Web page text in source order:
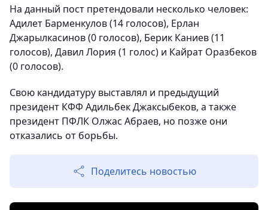
На данный пост претендовали несколько человек:
Адилет Барменкулов (14 голосов), Ерлан
Джарылкасинов (0 голосов), Берик Каниев (11
голосов), Давил Лория (1 голос) и Кайрат Оразбеков
(0 голосов).
Свою кандидатуру выставлял и предыдущий
президент КФФ Адильбек Джаксыбеков, а также
президент ПФЛК Олжас Абраев, но позже они
отказались от борьбы.
Поделитесь новостью